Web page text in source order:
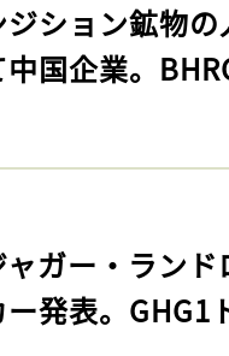
ジション鉱物
中国企業。
ャガー・ラン
発表。GHG1